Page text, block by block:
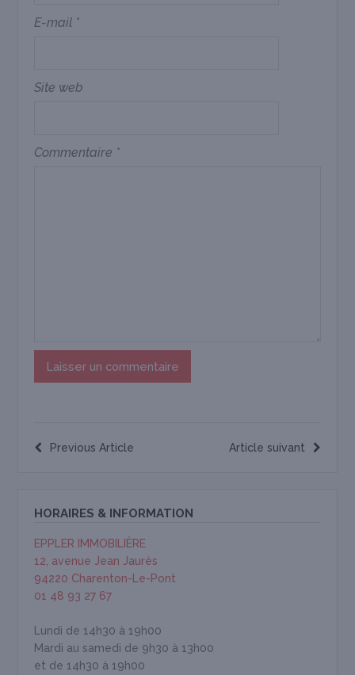
E-mail *
Site web
Commentaire *
Article suivant
Previous Article
HORAIRES & INFORMATION
EPPLER IMMOBILIÈRE
12, avenue Jean Jaurès
94220 Charenton-Le-Pont
01 48 93 27 67
Lundi de 14h30 à 19h00
Mardi au samedi de 9h30 à 13h00
et de 14h30 à 19h00